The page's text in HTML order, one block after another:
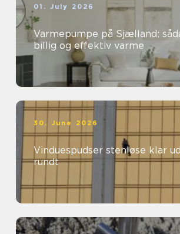
01. July 2026
Varmepumpe på Sjælland:
billig og effektiv varme
30. June 2026
Vinduespudser stenløse klar udsigt året
rundt